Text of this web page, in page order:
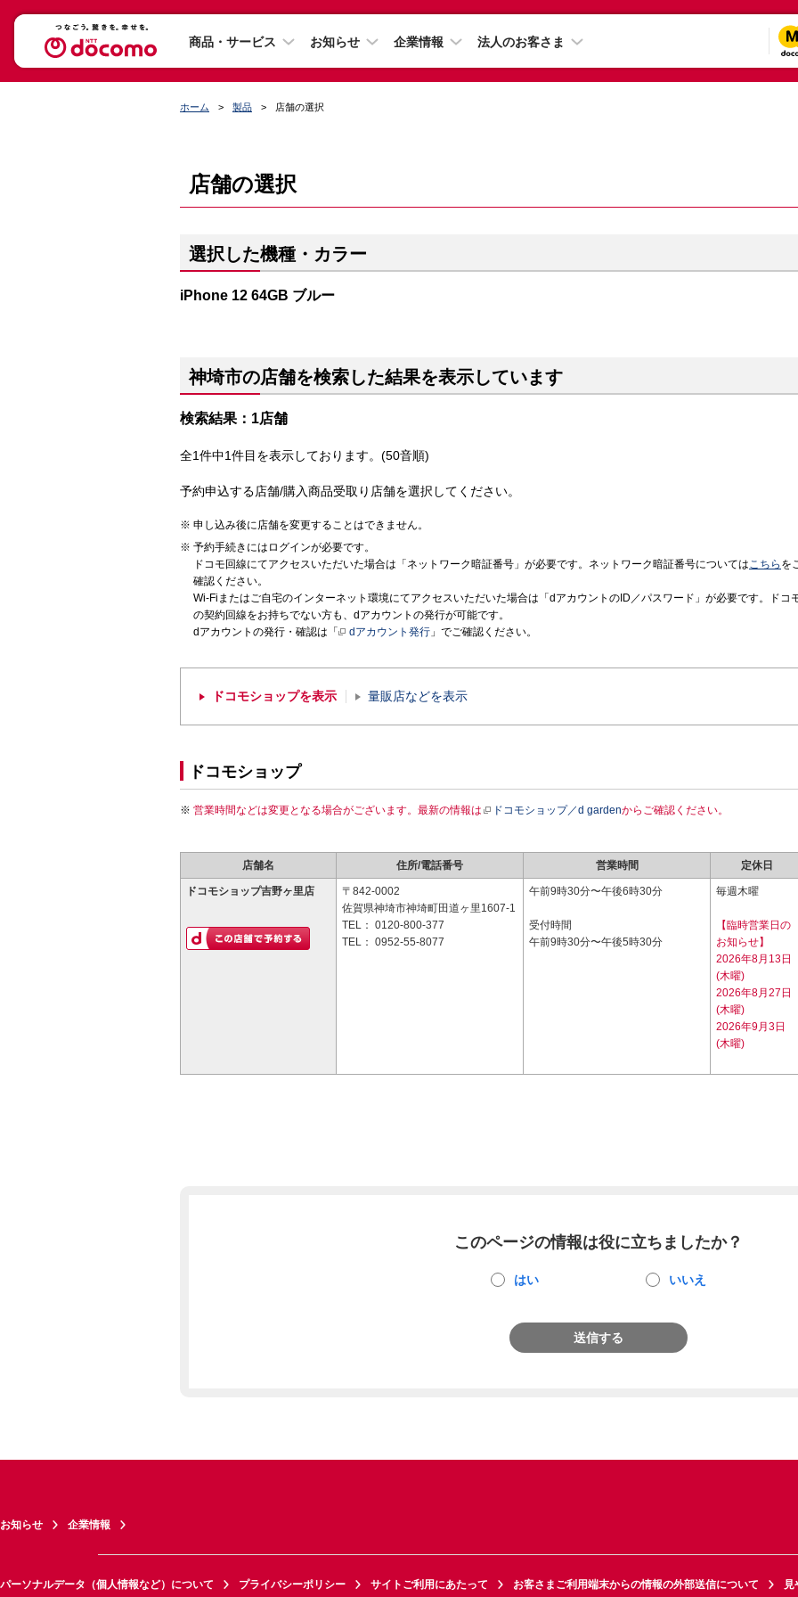
商品・サービス お知らせ 企業情報 法人のお客さま
ホーム 製品 店舗の選択
店舗の選択
選択した機種・カラー
iPhone 12 64GB ブルー
神埼市の店舗を検索した結果を表示しています
検索結果：1店舗
全1件中1件目を表示しております。(50音順)
予約申込する店舗/購入商品受取り店舗を選択してください。
申し込み後に店舗を変更することはできません。
予約手続きにはログインが必要です。
ドコモ回線にてアクセスいただいた場合は「ネットワーク暗証番号」が必要です。ネットワーク暗証番号についてはこちら を
確認ください。
Wi-Fiまたはご自宅のインターネット環境にてアクセスいただいた場合は「dアカウントのID／パスワード」が必要です。ドコ
の契約回線をお持ちでない方も、dアカウントの発行が可能です。
dアカウントの発行・確認は「
dアカウント発行 」でご確認ください。
ドコモショップを表示 量販店などを表示
ドコモショップ
営業時間などは変更となる場合がございます。最新の情報は ドコモショップ／d gardenからご確認ください。
店舗名 住所/電話番号 営業時間 定休日
ドコモショップ吉野ヶ里店
〒842-0002
佐賀県神埼市神埼町田道ヶ里1607-1
TEL： 0120-800-377
TEL： 0952-55-8077
午前9時30分〜午後6時30分
受付時間
午前9時30分〜午後5時30分
毎週木曜
【臨時営業日の
お知らせ】
2026年8月13日
(木曜)
2026年8月27日
(木曜)
2026年9月3日
(木曜)
このページの情報は役に立ちましたか？
はい いいえ
送信する
お知らせ 企業情報
パーソナルデータ（個人情報など）について プライバシーポリシー サイトご利用にあたって お客さまご利用端末からの情報の外部送信について 見